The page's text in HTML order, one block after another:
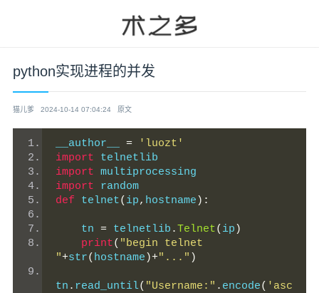
python实现进程的并发
猫儿爹 2024-10-14 07:04:24 原文
__author__ =
'luozt'
import telnetlib
import multiprocessing
import random
def telnet( ip, hostname ):
    tn
= telnetlib .Telnet( ip )
print( "begin telnet
"+str( hostname )+"..." )
tn . read_until( "Username:" . encode( 'asc